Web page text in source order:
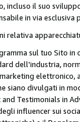
incluso il suo
in via esclusiva
relativa
sul tuo Sito in
dell'industria,
siano divulgati in
and Testimonials in
influencer sui